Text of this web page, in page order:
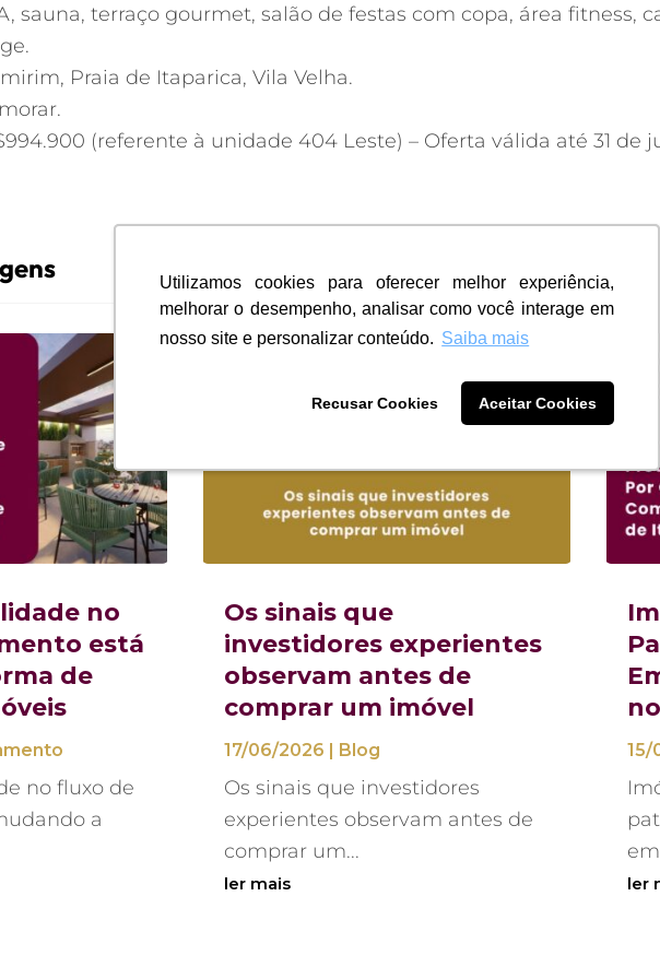
Utilizamos cookies para oferecer melhor experiência,
melhorar o desempenho, analisar como você interage em
nosso site e personalizar conteúdo. Saiba mais
Recusar Cookies Aceitar Cookies
Utilizamos cookies para oferecer melhor experiência,
melhorar o desempenho, analisar como você interage em
nosso site e personalizar conteúdo. Saiba mais
Recusar Cookies Aceitar Cookies
sauna, terraço gourmet, salão de festas com copa, área fitness,
Praia de Itaparica, Vila Velha.
(referente à unidade 404 Leste) – Oferta válida até 31 de
no
está
de
no fluxo de
a
Os sinais que
investidores experientes
observam antes de
comprar um imóvel
17/06/2026 | Blog
Os sinais que investidores
experientes observam antes de
comprar um...
ler mais
15/
ler